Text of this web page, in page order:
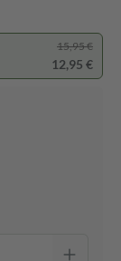
15,95 €
12,95 €